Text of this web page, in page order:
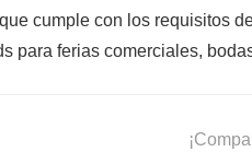
cumple con los requisitos
para ferias comerciales,